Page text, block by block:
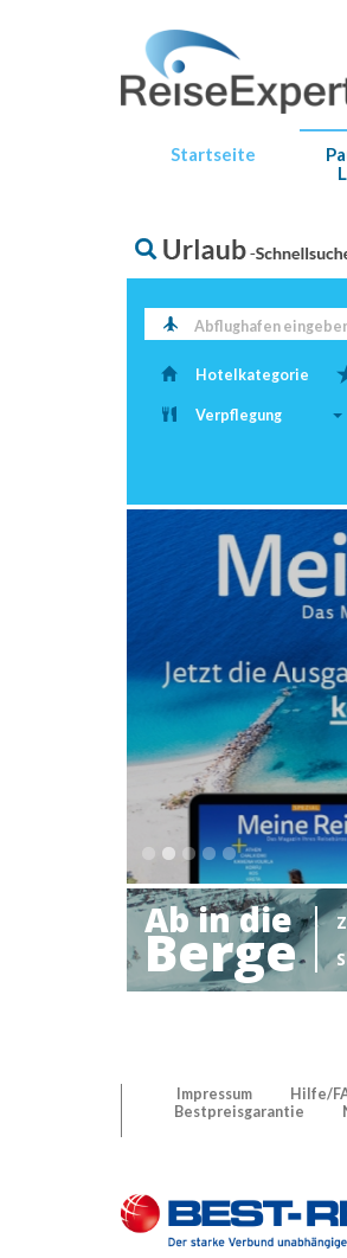
Startseite
Abflughafen
Hotelkategorie
Verpflegung
Ab in die
Berge
Impressum Hilfe/
Bestpreisgarantie